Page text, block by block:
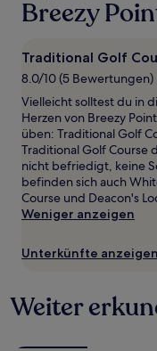
Preise
Verfügbarkeiten
können
sich
ändern.
können
zusätzliche
Bedingungen
gelten.
Breezy
Traditional Golf
8.0/10 (5 Bewertungen)
Vielleicht solltest du in
Herzen von Breezy
üben: Traditional Golf
Traditional Golf Course
nicht befriedigt, keine
befinden sich auch
Course und Deacon's
Weniger anzeigen
Unterkünfte anzeigen
Weiter